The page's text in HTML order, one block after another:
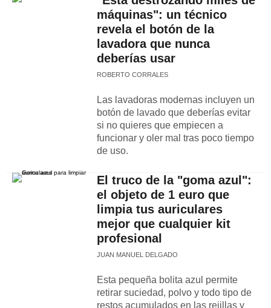
máquinas": un técnico
revela el botón de la
lavadora que nunca
deberías usar
ROBERTO CORRALES
Las lavadoras modernas incluyen un
botón de lavado que deberías evitar
si no quieres que empiecen a
funcionar y oler mal tras poco tiempo
de uso.
El truco de la "goma azul":
el objeto de 1 euro que
limpia tus auriculares
mejor que cualquier kit
profesional
JUAN MANUEL DELGADO
Esta pequeña bolita azul permite
retirar suciedad, polvo y todo tipo de
restos acumulados en las rejillas y